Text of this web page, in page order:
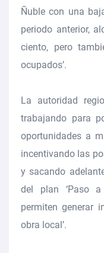
Ñuble con una
periodo anterior,
ciento, pero
ocupados’.
La autoridad
trabajando para
oportunidades a
incentivando las
y sacando
del plan ‘Paso a
permiten generar
obra local’.